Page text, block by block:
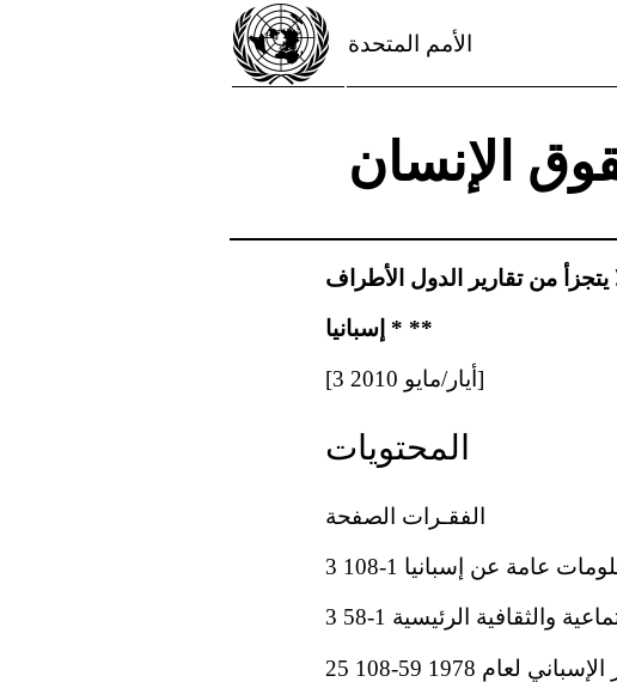
الأمم المتحدة
الإنسان
من تقارير الدول الأطراف
إسبانيا * **
[3 أيار/مايو 2010]
المحتويات
الفقـرات الصفحة
عامة عن إسبانيا 1-108 3
والثقافية الرئيسية 1-58 3
1978 59-108 25